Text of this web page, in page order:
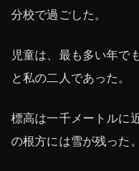
分校で過ごした。
児童は、最も多い年で
と私の二人であった。
標高は一千メートルに
の根方には雪が残った。